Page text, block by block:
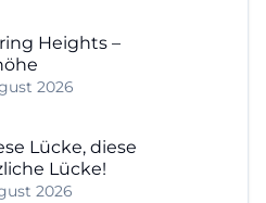
Heights –
2026
Lücke, diese
Lücke!
2026